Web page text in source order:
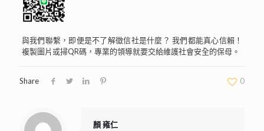
與我們聯繫，即便是不了解徵信社是什麼？ 我們都能真心信賴！
複製圖片或掃QR碼，專業的領導就要交給維護社會安全的保母。
Share 0
顏 雍仁